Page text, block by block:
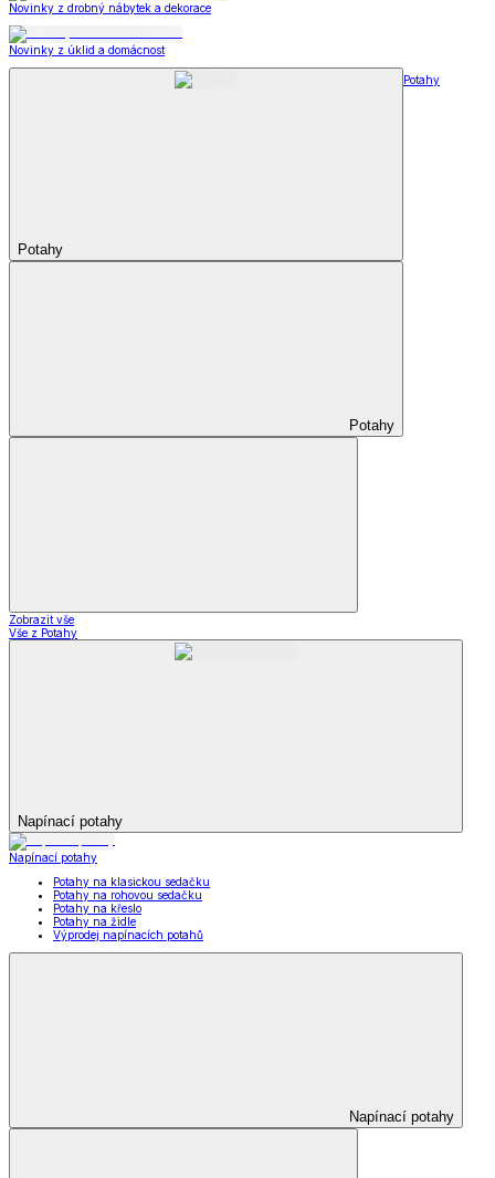
Novinky z drobný nábytek a dekorace
Novinky z úklid a domácnost
Potahy
Potahy
Potahy
Zobrazit vše
Vše z Potahy
Napínací potahy
Napínací potahy
Potahy na klasickou sedačku
Potahy na rohovou sedačku
Potahy na křeslo
Potahy na židle
Výprodej napínacích potahů
Napínací potahy